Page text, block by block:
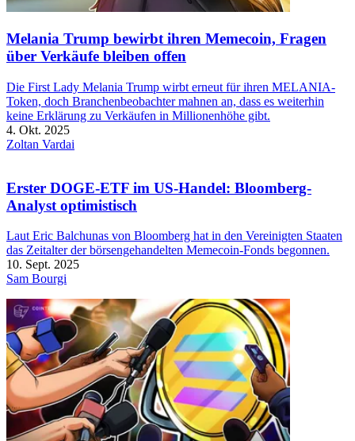
Melania Trump bewirbt ihren Memecoin, Fragen
über Verkäufe bleiben offen
Die First Lady Melania Trump wirbt erneut für ihren MELANIA-
Token, doch Branchenbeobachter mahnen an, dass es weiterhin
keine Erklärung zu Verkäufen in Millionenhöhe gibt.
4. Okt. 2025
Zoltan Vardai
Erster DOGE-ETF im US-Handel: Bloomberg-
Analyst optimistisch
Laut Eric Balchunas von Bloomberg hat in den Vereinigten Staaten
das Zeitalter der börsengehandelten Memecoin-Fonds begonnen.
10. Sept. 2025
Sam Bourgi